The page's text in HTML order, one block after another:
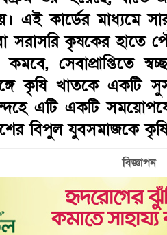
এই কার্ডের মাধ্যমে
সরাসরি কৃষকের
কমবে,
কৃষি খাতকে একটি
এটি একটি
বিপুল যুবসমাজকে
বিজ্ঞাপন